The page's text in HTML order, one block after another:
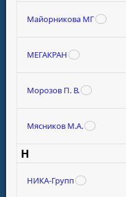
Майорникова МГ
МЕГАКРАН
Морозов П. В.
Мясников М.А.
Н
НИКА-Групп